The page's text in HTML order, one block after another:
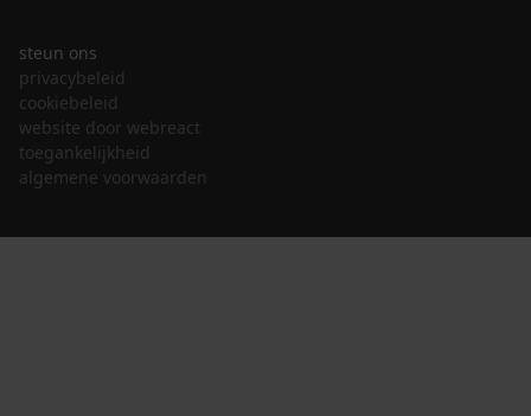
steun ons
privacybeleid
cookiebeleid
website door webreact
toegankelijkheid
algemene voorwaarden